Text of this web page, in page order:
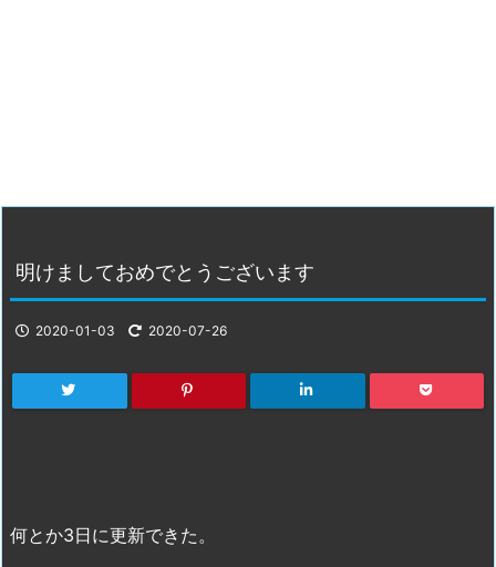
明けましておめでとうございます
2020-01-03 2020-07-26
何とか3日に更新できた。